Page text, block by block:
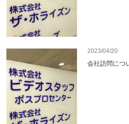
2023/04/20
会社訪問につ